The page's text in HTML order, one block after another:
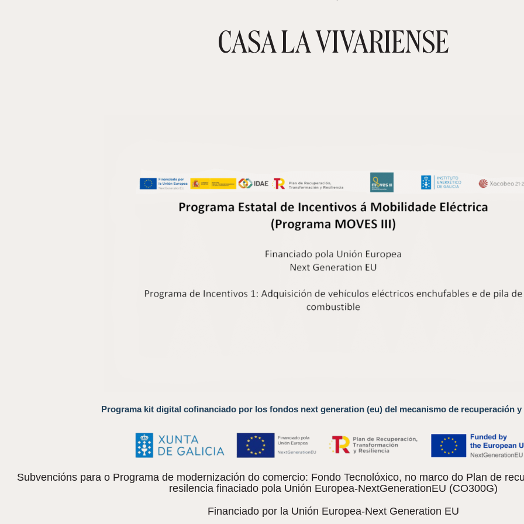
CASA LA VIVARIENSE
Programa kit digital cofinanciado por los fondos next generation (eu) del mecanismo de recuperación y
Subvencións para o Programa de modernización do comercio: Fondo Tecnolóxico, no marco do Plan de
resilencia finaciado pola Unión Europea-NextGenerationEU (CO300G)
Financiado por la Unión Europea-Next Generation EU